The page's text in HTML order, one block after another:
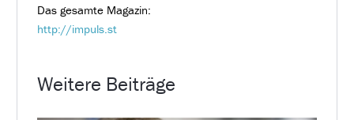
Das gesamte Magazin:
http://impuls.st
Weitere Beiträge